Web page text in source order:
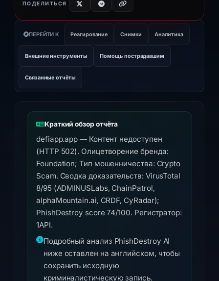
ПОДЕЛИТЬСЯ
ПЕРЕЙТИ К Реагирование Снимки Аналитика
Внешние инструменты Помощь пострадавшим
Связанные отчёты
Краткий обзор отчёта
defiapp.app — Контент недоступен
(HTTP 502). Олицетворение бренда:
Foundation; Тип мошенничества: Crypto
Scam. Сводка доказательств: VirusTotal
8/95 (ADMINUSLabs, ChainPatrol,
alphaMountain.ai, CRDF, CyRadar);
PhishDestroy score 74/100. Регистратор:
1API.
Подробный анализ PhishDestroy AI
ниже оставлен на английском, чтобы
сохранить исходную
криминалистическую запись.